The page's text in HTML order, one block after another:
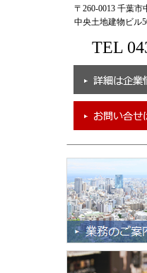
〒260-0013 千葉市
中央土地建物ビル
TEL